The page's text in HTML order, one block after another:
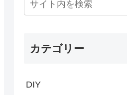
カテゴリー
DIY